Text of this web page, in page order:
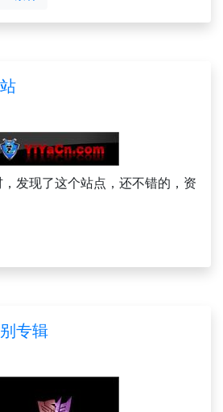
发现了这个站点，还不错的，资
专辑